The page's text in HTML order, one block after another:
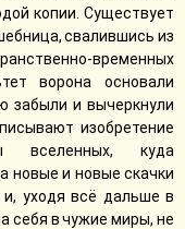
копии. Существует
свалившись из
временных
ворона основали
забыли и вычеркнули
изобретение
вселенных, куда
новые и новые скачки
и, уходя всё дальше в
себя в чужие миры, не